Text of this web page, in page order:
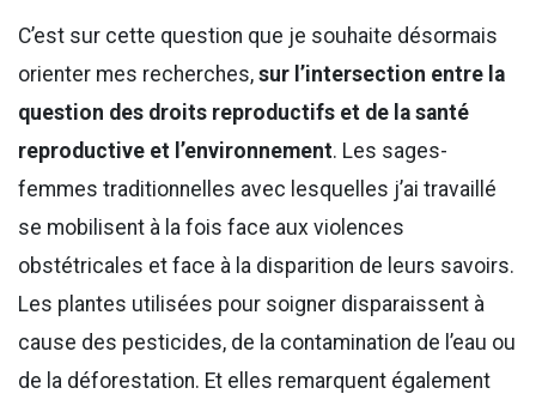
C’est sur cette question que je souhaite désormais
orienter mes recherches, sur l’intersection entre la
question des droits reproductifs et de la santé
reproductive et l’environnement. Les sages-
femmes traditionnelles avec lesquelles j’ai travaillé
se mobilisent à la fois face aux violences
obstétricales et face à la disparition de leurs savoirs.
Les plantes utilisées pour soigner disparaissent à
cause des pesticides, de la contamination de l’eau ou
de la déforestation. Et elles remarquent également